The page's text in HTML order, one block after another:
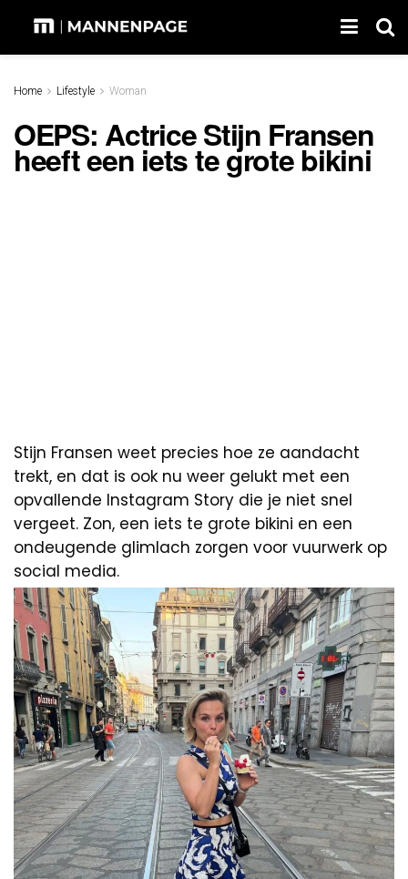
Home Lifestyle Woman
OEPS: Actrice Stijn Fransen
heeft een iets te grote bikini
Stijn Fransen weet precies hoe ze aandacht
trekt, en dat is ook nu weer gelukt met een
opvallende Instagram Story die je niet snel
vergeet. Zon, een iets te grote bikini en een
ondeugende glimlach zorgen voor vuurwerk op
social media.